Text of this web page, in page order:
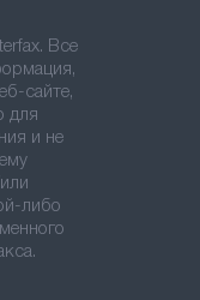
Все
сайте,
для
и не
либо